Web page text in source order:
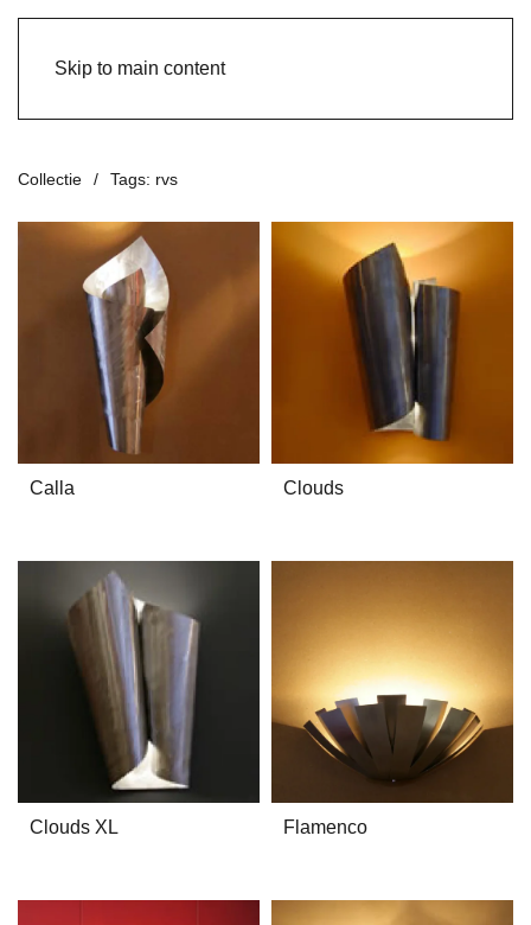
Skip to main content
Collectie Tags: rvs
Calla Clouds
Clouds XL Flamenco